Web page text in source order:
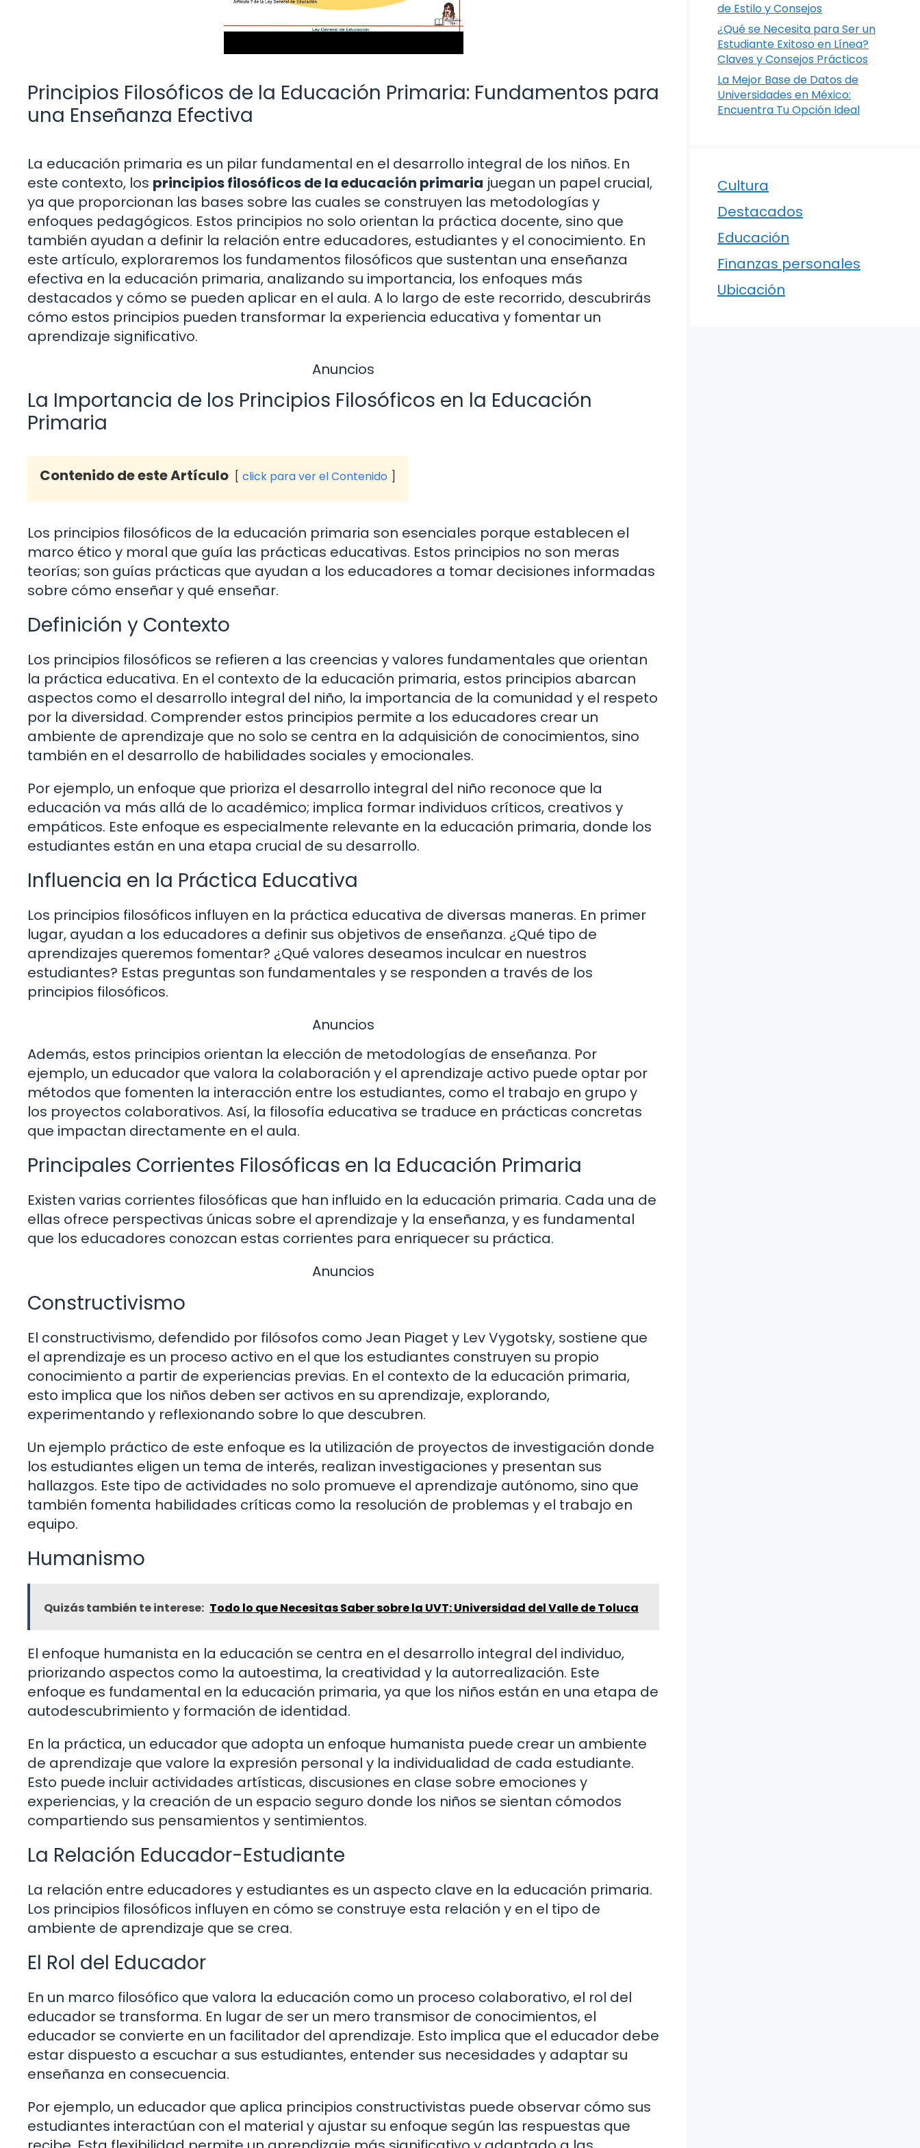
Principios Filosóficos de la Educación Primaria: Fundamentos para
una Enseñanza Efectiva
La educación primaria es un pilar fundamental en el desarrollo integral de los niños. En
este contexto, los principios filosóficos de la educación primaria juegan un papel crucial,
ya que proporcionan las bases sobre las cuales se construyen las metodologías y
enfoques pedagógicos. Estos principios no solo orientan la práctica docente, sino que
también ayudan a definir la relación entre educadores, estudiantes y el conocimiento. En
este artículo, exploraremos los fundamentos filosóficos que sustentan una enseñanza
efectiva en la educación primaria, analizando su importancia, los enfoques más
destacados y cómo se pueden aplicar en el aula. A lo largo de este recorrido, descubrirás
cómo estos principios pueden transformar la experiencia educativa y fomentar un
aprendizaje significativo.
Anuncios
La Importancia de los Principios Filosóficos en la Educación
Primaria
Contenido de este Artículo click para ver el Contenido
Los principios filosóficos de la educación primaria son esenciales porque establecen el
marco ético y moral que guía las prácticas educativas. Estos principios no son meras
teorías; son guías prácticas que ayudan a los educadores a tomar decisiones informadas
sobre cómo enseñar y qué enseñar.
Definición y Contexto
Los principios filosóficos se refieren a las creencias y valores fundamentales que orientan
la práctica educativa. En el contexto de la educación primaria, estos principios abarcan
aspectos como el desarrollo integral del niño, la importancia de la comunidad y el respeto
por la diversidad. Comprender estos principios permite a los educadores crear un
ambiente de aprendizaje que no solo se centra en la adquisición de conocimientos, sino
también en el desarrollo de habilidades sociales y emocionales.
Por ejemplo, un enfoque que prioriza el desarrollo integral del niño reconoce que la
educación va más allá de lo académico; implica formar individuos críticos, creativos y
empáticos. Este enfoque es especialmente relevante en la educación primaria, donde los
estudiantes están en una etapa crucial de su desarrollo.
Influencia en la Práctica Educativa
Los principios filosóficos influyen en la práctica educativa de diversas maneras. En primer
lugar, ayudan a los educadores a definir sus objetivos de enseñanza. ¿Qué tipo de
aprendizajes queremos fomentar? ¿Qué valores deseamos inculcar en nuestros
estudiantes? Estas preguntas son fundamentales y se responden a través de los
principios filosóficos.
Anuncios
Además, estos principios orientan la elección de metodologías de enseñanza. Por
ejemplo, un educador que valora la colaboración y el aprendizaje activo puede optar por
métodos que fomenten la interacción entre los estudiantes, como el trabajo en grupo y
los proyectos colaborativos. Así, la filosofía educativa se traduce en prácticas concretas
que impactan directamente en el aula.
Principales Corrientes Filosóficas en la Educación Primaria
Existen varias corrientes filosóficas que han influido en la educación primaria. Cada una de
ellas ofrece perspectivas únicas sobre el aprendizaje y la enseñanza, y es fundamental
que los educadores conozcan estas corrientes para enriquecer su práctica.
Anuncios
Constructivismo
El constructivismo, defendido por filósofos como Jean Piaget y Lev Vygotsky, sostiene que
el aprendizaje es un proceso activo en el que los estudiantes construyen su propio
conocimiento a partir de experiencias previas. En el contexto de la educación primaria,
esto implica que los niños deben ser activos en su aprendizaje, explorando,
experimentando y reflexionando sobre lo que descubren.
Un ejemplo práctico de este enfoque es la utilización de proyectos de investigación donde
los estudiantes eligen un tema de interés, realizan investigaciones y presentan sus
hallazgos. Este tipo de actividades no solo promueve el aprendizaje autónomo, sino que
también fomenta habilidades críticas como la resolución de problemas y el trabajo en
equipo.
Humanismo
Quizás también te interese: Todo lo que Necesitas Saber sobre la UVT: Universidad del Valle de Toluca
El enfoque humanista en la educación se centra en el desarrollo integral del individuo,
priorizando aspectos como la autoestima, la creatividad y la autorrealización. Este
enfoque es fundamental en la educación primaria, ya que los niños están en una etapa de
autodescubrimiento y formación de identidad.
En la práctica, un educador que adopta un enfoque humanista puede crear un ambiente
de aprendizaje que valore la expresión personal y la individualidad de cada estudiante.
Esto puede incluir actividades artísticas, discusiones en clase sobre emociones y
experiencias, y la creación de un espacio seguro donde los niños se sientan cómodos
compartiendo sus pensamientos y sentimientos.
La Relación Educador-Estudiante
La relación entre educadores y estudiantes es un aspecto clave en la educación primaria.
Los principios filosóficos influyen en cómo se construye esta relación y en el tipo de
ambiente de aprendizaje que se crea.
El Rol del Educador
En un marco filosófico que valora la educación como un proceso colaborativo, el rol del
educador se transforma. En lugar de ser un mero transmisor de conocimientos, el
educador se convierte en un facilitador del aprendizaje. Esto implica que el educador debe
estar dispuesto a escuchar a sus estudiantes, entender sus necesidades y adaptar su
enseñanza en consecuencia.
Por ejemplo, un educador que aplica principios constructivistas puede observar cómo sus
estudiantes interactúan con el material y ajustar su enfoque según las respuestas que
de Estilo y Consejos
¿Qué se Necesita para Ser un
Estudiante Exitoso en Línea?
Claves y Consejos Prácticos
La Mejor Base de Datos de
Universidades en México:
Encuentra Tu Opción Ideal
Cultura
Destacados
Educación
Finanzas personales
Ubicación